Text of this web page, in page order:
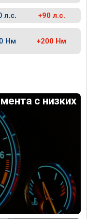
л.с. +90 л.с.
Нм +200 Нм
с низких